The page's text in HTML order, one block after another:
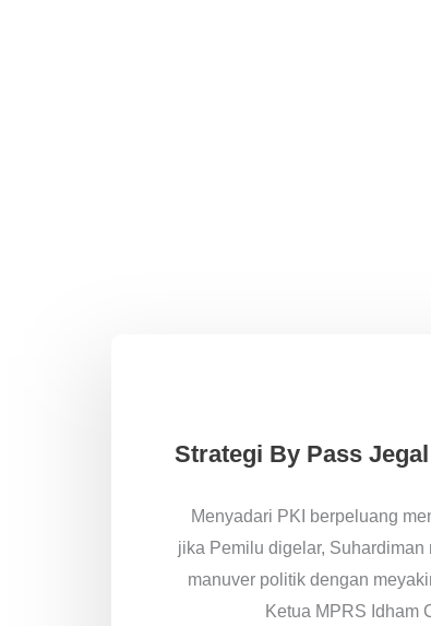
Strategi By Pass
Menyadari PKI berpeluang
jika Pemilu digelar, Suhardiman
manuver politik dengan
Ketua MPRS Idham